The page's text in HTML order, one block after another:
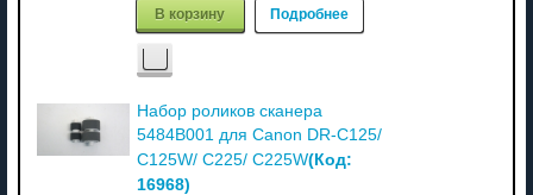
В корзину Подробнее
Набор роликов сканера
5484B001 для Canon DR-C125/
C125W/ C225/ C225W(Код:
16968)